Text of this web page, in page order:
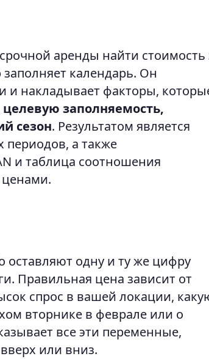
аренды найти стоимость
календарь. Он
и накладывает факторы,
заполняемость,
сезон. Результатом является
периодов, а также
и таблица соотношения
ценами.
одну и ту же цифру
Правильная цена зависит от
спрос в вашей локации,
вторнике в феврале или о
все эти переменные,
или вниз.